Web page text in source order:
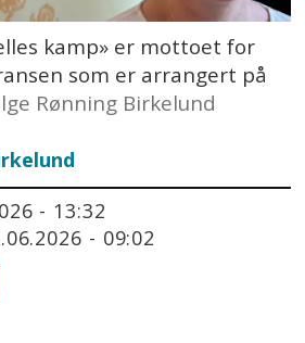
kamp» er mottoet for
som er arrangert på
Rønning Birkelund
- 13:32
- 09:02